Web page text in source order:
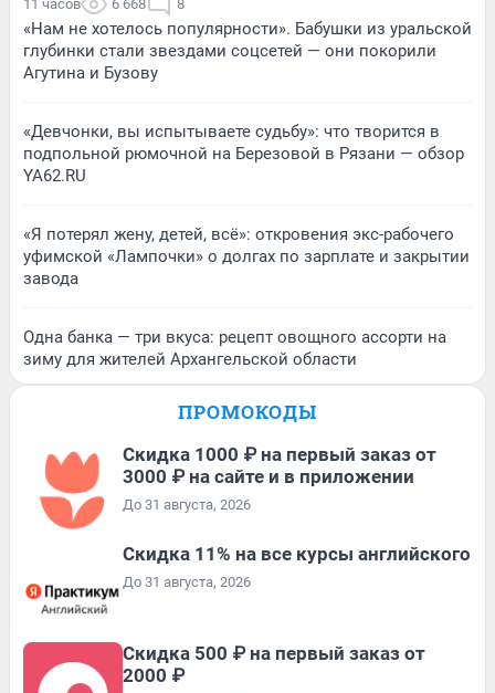
11 часов 6 668 8
«Нам не хотелось популярности». Бабушки из уральской
глубинки стали звездами соцсетей — они покорили
Агутина и Бузову
«Девчонки, вы испытываете судьбу»: что творится в
подпольной рюмочной на Березовой в Рязани — обзор
YA62.RU
«Я потерял жену, детей, всё»: откровения экс-рабочего
уфимской «Лампочки» о долгах по зарплате и закрытии
завода
Одна банка — три вкуса: рецепт овощного ассорти на
зиму для жителей Архангельской области
ПРОМОКОДЫ
Скидка 1000 ₽ на первый заказ от
3000 ₽ на сайте и в приложении
До 31 августа, 2026
Скидка 11% на все курсы английского
До 31 августа, 2026
Скидка 500 ₽ на первый заказ от
2000 ₽